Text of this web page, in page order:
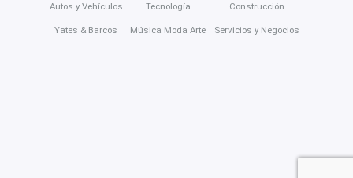
Autos y Vehículos
Yates & Barcos
Tecnología
Música Moda Arte
Construcción
Servicios y Negocios